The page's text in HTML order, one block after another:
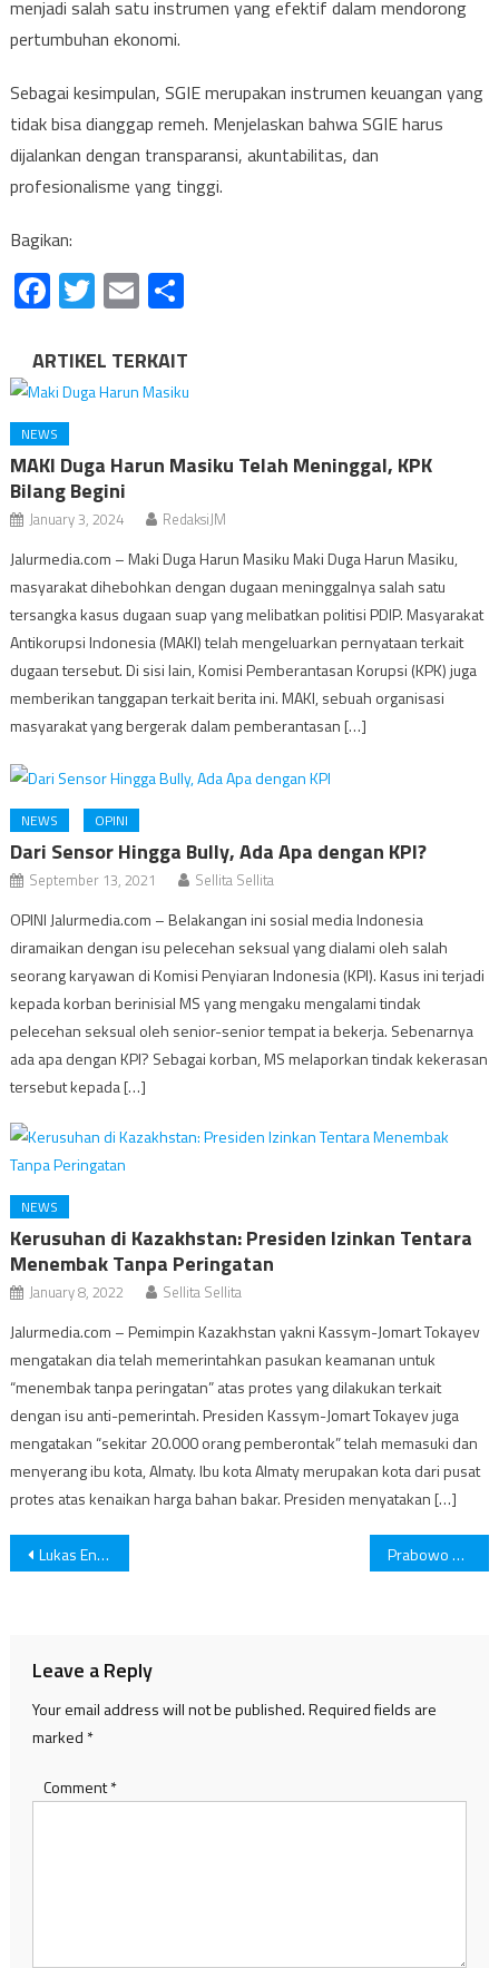
menjadi salah satu instrumen yang efektif dalam mendorong
pertumbuhan ekonomi.
Sebagai kesimpulan, SGIE merupakan instrumen keuangan yang
tidak bisa dianggap remeh. Menjelaskan bahwa SGIE harus
dijalankan dengan transparansi, akuntabilitas, dan
profesionalisme yang tinggi.
Bagikan:
Facebook
Twitter
EmailShare
ARTIKEL TERKAIT
NEWS
MAKI Duga Harun Masiku Telah Meninggal, KPK
Bilang Begini
January 3, 2024 RedaksiJM
Jalurmedia.com – Maki Duga Harun Masiku Maki Duga Harun Masiku,
masyarakat dihebohkan dengan dugaan meninggalnya salah satu
tersangka kasus dugaan suap yang melibatkan politisi PDIP. Masyarakat
Antikorupsi Indonesia (MAKI) telah mengeluarkan pernyataan terkait
dugaan tersebut. Di sisi lain, Komisi Pemberantasan Korupsi (KPK) juga
memberikan tanggapan terkait berita ini. MAKI, sebuah organisasi
masyarakat yang bergerak dalam pemberantasan […]
NEWS OPINI
Dari Sensor Hingga Bully, Ada Apa dengan KPI?
September 13, 2021 Sellita Sellita
OPINI Jalurmedia.com – Belakangan ini sosial media Indonesia
diramaikan dengan isu pelecehan seksual yang dialami oleh salah
seorang karyawan di Komisi Penyiaran Indonesia (KPI). Kasus ini terjadi
kepada korban berinisial MS yang mengaku mengalami tindak
pelecehan seksual oleh senior-senior tempat ia bekerja. Sebenarnya
ada apa dengan KPI? Sebagai korban, MS melaporkan tindak kekerasan
tersebut kepada […]
NEWS
Kerusuhan di Kazakhstan: Presiden Izinkan Tentara
Menembak Tanpa Peringatan
January 8, 2022 Sellita Sellita
Jalurmedia.com – Pemimpin Kazakhstan yakni Kassym-Jomart Tokayev
mengatakan dia telah memerintahkan pasukan keamanan untuk
“menembak tanpa peringatan” atas protes yang dilakukan terkait
dengan isu anti-pemerintah. Presiden Kassym-Jomart Tokayev juga
mengatakan “sekitar 20.000 orang pemberontak” telah memasuki dan
menyerang ibu kota, Almaty. Ibu kota Almaty merupakan kota dari pusat
protes atas kenaikan harga bahan bakar. Presiden menyatakan […]
Post
Lukas Enembe Meninggal Dunia Prabowo Khawatir Relawannya Ditembak Menjelang Pemilu
Leave a Reply
Your email address will not be published.Required fields are
marked *
Comment*